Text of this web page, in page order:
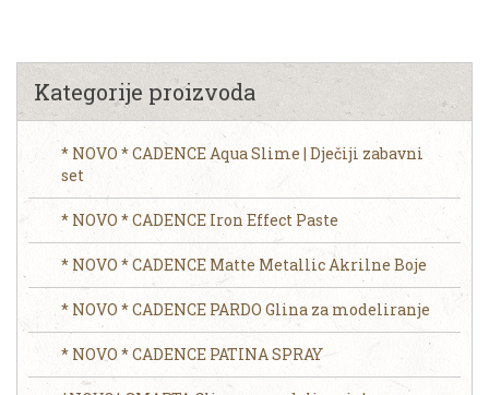
Kategorije proizvoda
* NOVO * CADENCE Aqua Slime | Dječiji zabavni
set
* NOVO * CADENCE Iron Effect Paste
* NOVO * CADENCE Matte Metallic Akrilne Boje
* NOVO * CADENCE PARDO Glina za modeliranje
* NOVO * CADENCE PATINA SPRAY